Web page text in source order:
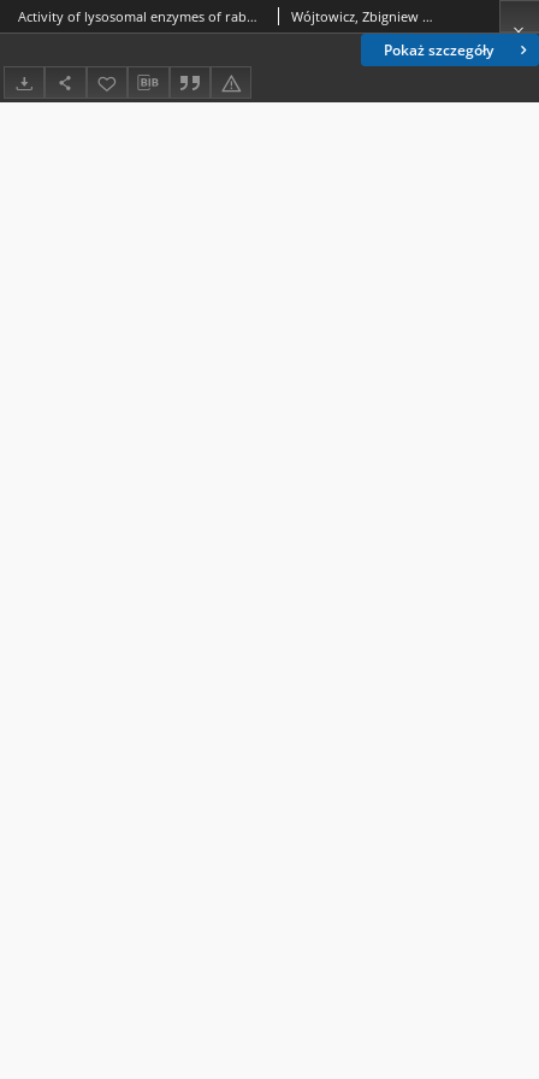
Pokaż szczegóły
Activity of lysosomal enzymes of rabbit’s thyroid gland during induced experimental diabetes Wójtowicz, Zbigniew ( -2010).; Taczała, Sławomir.; Błaszczak-Szalak, Magdalena.; Kiś, Grażyna.; Pliszczyńska-Steunden, Małgorzata.; Golan, Janusz.; Aleksandrowicz, Paweł.